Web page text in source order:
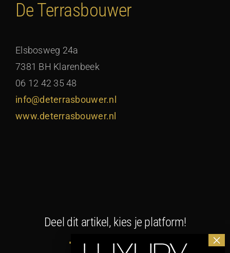
De Terrasbouwer
Elsbosweg 24a
7381 BH Klarenbeek
06 12 42 35 48
info@deterrasbouwer.nl
www.deterrasbouwer.nl
Deel dit artikel, kies je platform!
Facebook LinkedInWhatsApp
E-